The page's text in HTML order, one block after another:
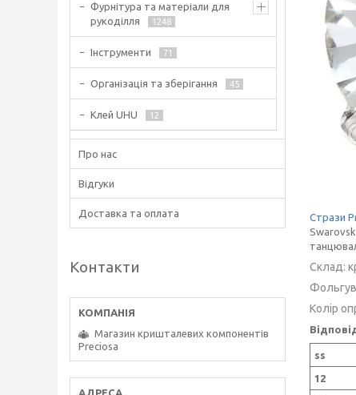
Стрази
Склад:
Колір
ss
12
Фурнітура та матеріали для
рукоділля
1248
Інструменти 71
Організація та зберігання 45
Клей UHU 12
Про нас
Відгуки
Доставка та оплата
Контакти
Магазин кришталевих компонентів
Preciosa